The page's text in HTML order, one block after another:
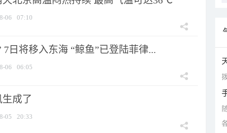
06 07:10
7日将移入东海 “鲸鱼”已登陆菲律...
06 06:05
成了
05 20:33